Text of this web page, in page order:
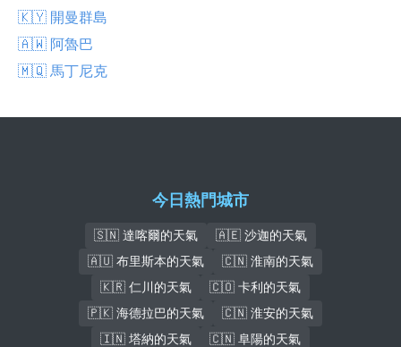
🇰🇾 開曼群島
🇦🇼 阿魯巴
🇲🇶 馬丁尼克
今日熱門城市
🇸🇳 達喀爾的天氣
🇦🇪 沙迦的天氣
🇦🇺 布里斯本的天氣
🇨🇳 淮南的天氣
🇰🇷 仁川的天氣
🇨🇴 卡利的天氣
🇵🇰 海德拉巴的天氣
🇨🇳 淮安的天氣
🇮🇳 塔納的天氣
🇨🇳 阜陽的天氣